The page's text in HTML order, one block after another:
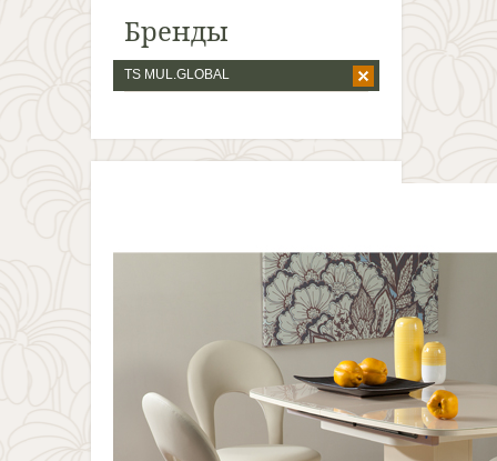
Бренды
TS MUL.GLOBAL
А летом еще
дешевле, чем